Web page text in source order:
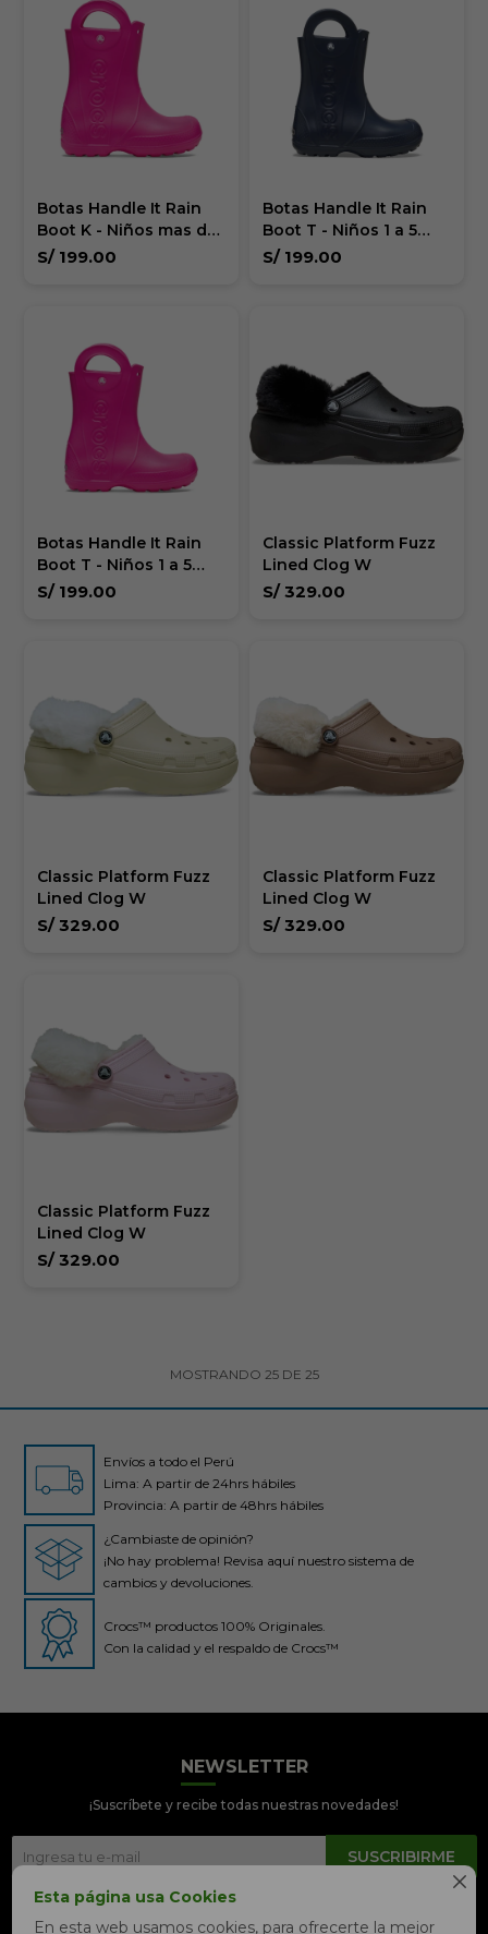

Esta página usa Cookies
En esta web usamos cookies, para ofrecerte la mejor
Crocs Perú
● En línea
Botas Handle It Rain
Boot K - Niños mas de
5 años
S/ 199.00
Botas Handle It Rain
Boot T - Niños 1 a 5
años
S/ 199.00
Botas Handle It Rain
Boot T - Niños 1 a 5
años
S/ 199.00
Classic Platform Fuzz
Lined Clog W
S/ 329.00
Classic Platform Fuzz
Lined Clog W
S/ 329.00
Classic Platform Fuzz
Lined Clog W
S/ 329.00
Classic Platform Fuzz
Lined Clog W
S/ 329.00
MOSTRANDO 25DE 25
Envíos a todo el Perú
Lima: A partir de 24hrs hábiles
Provincia: A partir de 48hrs hábiles
¿Cambiaste de opinión?
¡No hay problema! Revisa aquí nuestro sistema de
cambios y devoluciones.
Crocs™ productos 100% Originales.
Con la calidad y el respaldo de Crocs™
NEWSLETTER
¡Suscríbete y recibe todas nuestras novedades!
SUSCRIBIRME
